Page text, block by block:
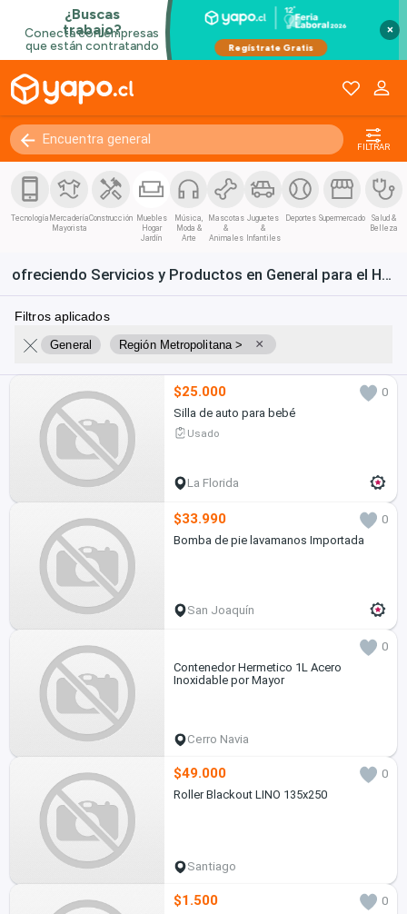
×
FILTRAR
Tecnología Mercadería
Mayorista
Construcción Muebles
Hogar
Jardín
Música,
Moda &
Arte
Mascotas
&
Animales
Juguetes
&
Infantiles
Deportes Supermercado
Salud &
Belleza
ofreciendo Servicios y Productos en General para el Hogar o Jardín en Región Metropolitana
Filtros aplicados
General Región Metropolitana > ×
$25.000
0
Silla de auto para bebé
Usado
La Florida
$33.990
0
Bomba de pie lavamanos Importada
San Joaquín
0
Contenedor Hermetico 1L Acero
Inoxidable por Mayor
Cerro Navia
$49.000
0
Roller Blackout LINO 135x250
Santiago
$1.500
0